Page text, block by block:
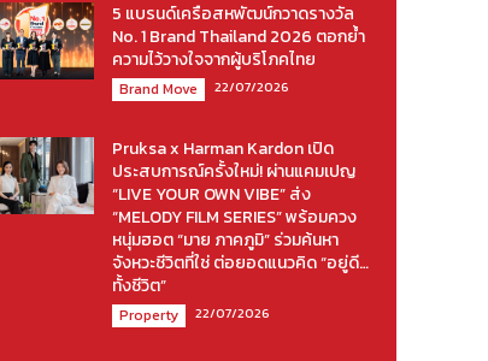
5 แบรนด์เครือสหพัฒน์กวาดรางวัล
No. 1 Brand Thailand 2026 ตอกย้ำ
ความไว้วางใจจากผู้บริโภคไทย
Brand Move 22/07/2026
Pruksa x Harman Kardon เปิด
ประสบการณ์ครั้งใหม่! ผ่านแคมเปญ
“LIVE YOUR OWN VIBE” ส่ง
“MELODY FILM SERIES” พร้อมควง
หนุ่มฮอต “มาย ภาคภูมิ” ร่วมค้นหา
จังหวะชีวิตที่ใช่ ต่อยอดแนวคิด “อยู่ดี…
ทั้งชีวิต”
Property 22/07/2026